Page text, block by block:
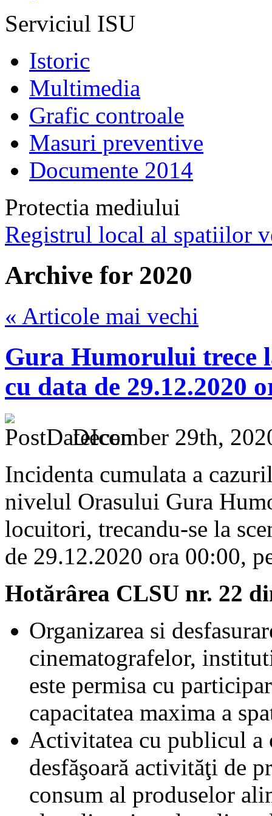
Serviciul ISU
Istoric
Multimedia
Grafic controale
Masuri preventive
Documente 2014
Protectia mediului
Registrul local al spatiilor
Archive for 2020
« Articole mai vechi
Gura Humorului trece
cu data de 29.12.2020
December 29th,
Incidenta cumulata a
nivelul Orasului Gura
locuitori, trecandu-se la
de 29.12.2020 ora 00:00,
Hotărârea CLSU nr. 22
Organizarea si
cinematografelor,
este permisa cu
capacitatea maxima a
Activitatea cu publicul a
desfăşoară activităţi de
consum al produselor